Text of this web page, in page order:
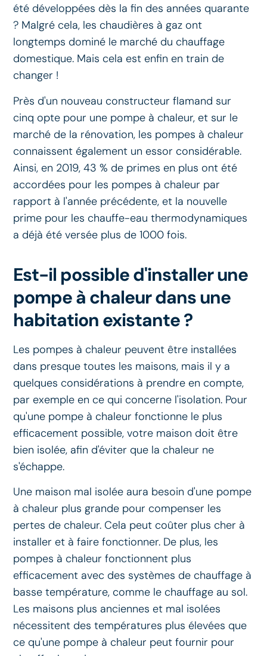
été développées dès la fin des années quarante
? Malgré cela, les chaudières à gaz ont
longtemps dominé le marché du chauffage
domestique. Mais cela est enfin en train de
changer !
Près d'un nouveau constructeur flamand sur
cinq opte pour une pompe à chaleur, et sur le
marché de la rénovation, les pompes à chaleur
connaissent également un essor considérable.
Ainsi, en 2019, 43 % de primes en plus ont été
accordées pour les pompes à chaleur par
rapport à l'année précédente, et la nouvelle
prime pour les chauffe-eau thermodynamiques
a déjà été versée plus de 1000 fois.
Est-il possible d'installer une
pompe à chaleur dans une
habitation existante ?
Les pompes à chaleur peuvent être installées
dans presque toutes les maisons, mais il y a
quelques considérations à prendre en compte,
par exemple en ce qui concerne l'isolation. Pour
qu'une pompe à chaleur fonctionne le plus
efficacement possible, votre maison doit être
bien isolée, afin d'éviter que la chaleur ne
s'échappe.
Une maison mal isolée aura besoin d'une pompe
à chaleur plus grande pour compenser les
pertes de chaleur. Cela peut coûter plus cher à
installer et à faire fonctionner. De plus, les
pompes à chaleur fonctionnent plus
efficacement avec des systèmes de chauffage à
basse température, comme le chauffage au sol.
Les maisons plus anciennes et mal isolées
nécessitent des températures plus élevées que
ce qu'une pompe à chaleur peut fournir pour